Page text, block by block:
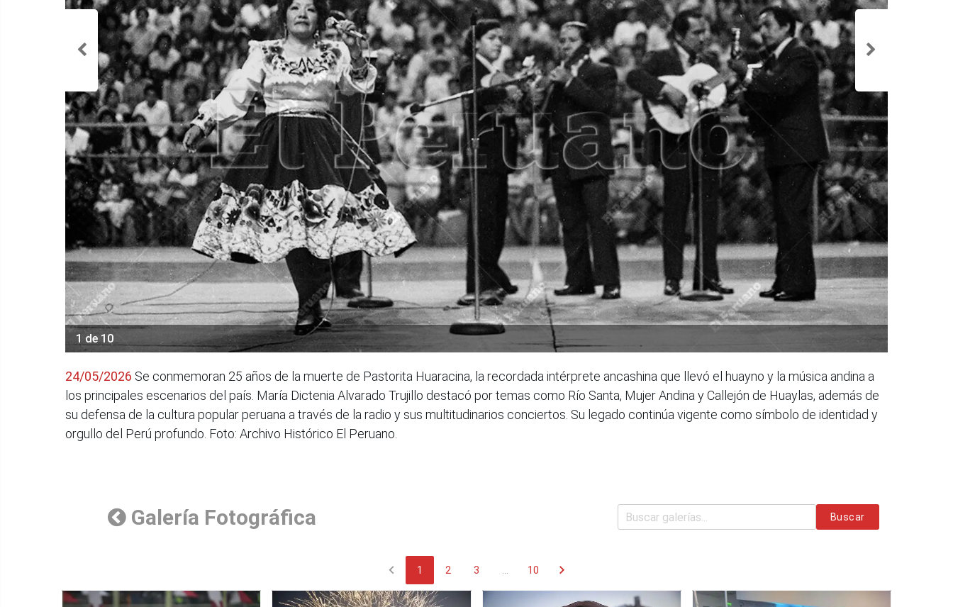
1 de 10
24/05/2026 Se conmemoran 25 años de la muerte de Pastorita Huaracina, la recordada intérprete ancashina que llevó el huayno y la música andina a
los principales escenarios del país. María Dictenia Alvarado Trujillo destacó por temas como Río Santa, Mujer Andina y Callejón de Huaylas, además de
su defensa de la cultura popular peruana a través de la radio y sus multitudinarios conciertos. Su legado continúa vigente como símbolo de identidad y
orgullo del Perú profundo. Foto: Archivo Histórico El Peruano.
Galería Fotográfica Buscar
chevron_left 1 2 3 ... 10 chevron_right